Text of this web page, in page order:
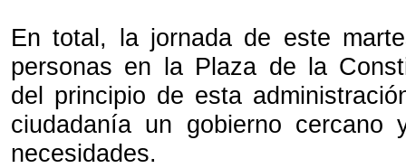
En total, la jornada de este
personas en la Plaza de la
del principio de esta
ciudadanía un gobierno
necesidades.